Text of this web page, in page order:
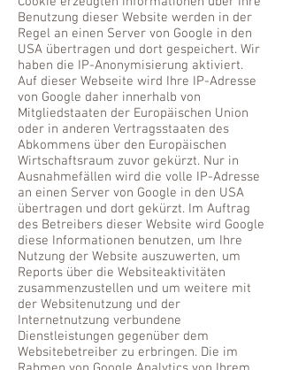
Benutzung dieser Website werden in der
Regel an einen Server von Google in den
USA übertragen und dort gespeichert. Wir
haben die IP-Anonymisierung aktiviert.
Auf dieser Webseite wird Ihre IP-Adresse
von Google daher innerhalb von
Mitgliedstaaten der Europäischen Union
oder in anderen Vertragsstaaten des
Abkommens über den Europäischen
Wirtschaftsraum zuvor gekürzt. Nur in
Ausnahmefällen wird die volle IP-Adresse
an einen Server von Google in den USA
übertragen und dort gekürzt. Im Auftrag
des Betreibers dieser Website wird Google
diese Informationen benutzen, um Ihre
Nutzung der Website auszuwerten, um
Reports über die Websiteaktivitäten
zusammenzustellen und um weitere mit
der Websitenutzung und der
Internetnutzung verbundene
Dienstleistungen gegenüber dem
Websitebetreiber zu erbringen. Die im